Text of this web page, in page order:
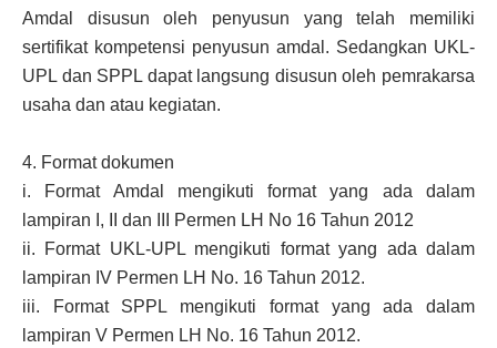
Amdal disusun oleh penyusun yang telah memiliki
sertifikat kompetensi penyusun amdal. Sedangkan UKL-
UPL dan SPPL dapat langsung disusun oleh pemrakarsa
usaha dan atau kegiatan.
4. Format dokumen
i.
Format Amdal mengikuti format yang ada dalam
lampiran I, II dan III Permen LH No 16 Tahun 2012
ii.
Format UKL-UPL mengikuti format yang ada dalam
lampiran IV Permen LH No. 16 Tahun 2012.
iii.
Format SPPL mengikuti format yang ada dalam
lampiran V Permen LH No. 16 Tahun 2012.